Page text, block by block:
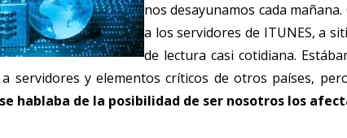
nos desayunamos cada
a los servidores de ITUNES, a
de lectura casi cotidiana.
servidores y elementos críticos de otros países,
hablaba de la posibilidad de ser nosotros los